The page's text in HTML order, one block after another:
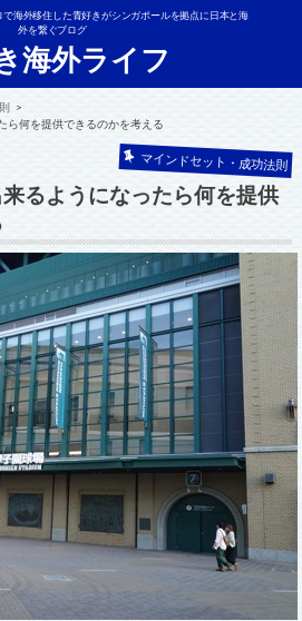
海外移住した青好きがシンガポールを拠点に日本と海
外を繋ぐブログ
海外ライフ
ら何を提供できるのかを考える
マインドセット・成功法則
るようになったら何を提供